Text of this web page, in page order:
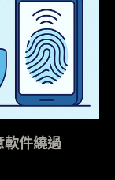
件繞過